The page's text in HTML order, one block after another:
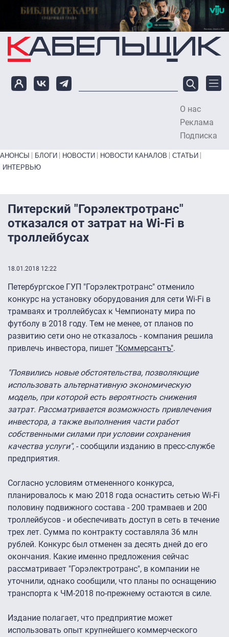
Перейти к основному содержанию
О нас
Реклама
Подписка
Primary links bottom
АНОНСЫ БЛОГИ НОВОСТИ НОВОСТИ КАНАЛОВ
СТАТЬИ
ИНТЕРВЬЮ
Питерский "Горэлектротранс"
отказался от затрат на Wi-Fi в
троллейбусах
18.01.2018 12:22
Петербургское ГУП "Горэлектротранс" отменило
конкурс на установку оборудования для сети Wi-Fi в
трамваях и троллейбусах к Чемпионату мира по
футболу в 2018 году. Тем не менее, от планов по
развитию сети оно не отказалось - компания решила
привлечь инвестора, пишет "Коммерсантъ".
"Появились новые обстоятельства, позволяющие
использовать альтернативную экономическую
модель, при которой есть вероятность снижения
затрат. Рассматривается возможность привлечения
инвестора, а также выполнения части работ
собственными силами при условии сохранения
качества услуги", - сообщили изданию в пресс-службе
предприятия.
Согласно условиям отмененного конкурса,
планировалось к маю 2018 года оснастить сетью Wi-Fi
половину подвижного состава - 200 трамваев и 200
троллейбусов - и обеспечивать доступ в сеть в течение
трех лет. Сумма по контракту составляла 36 млн
рублей. Конкурс был отменен за десять дней до его
окончания. Какие именно предложения сейчас
рассматривает "Горэлектротранс", в компании не
уточнили, однако сообщили, что планы по оснащению
транспорта к ЧМ-2018 по-прежнему остаются в силе.
Издание полагает, что предприятие может
использовать опыт крупнейшего коммерческого